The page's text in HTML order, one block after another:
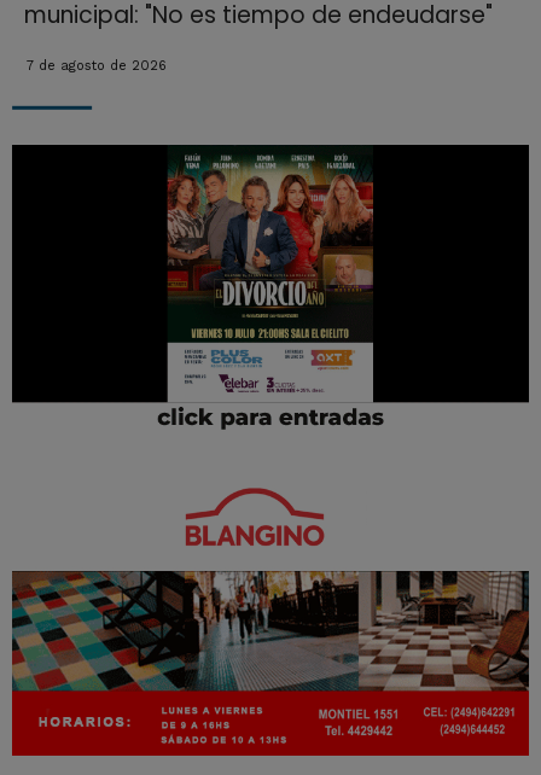
municipal: "No es tiempo de endeudarse"
7 de agosto de 2026